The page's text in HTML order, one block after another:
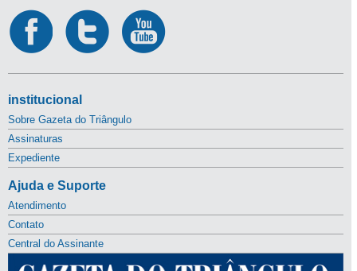
institucional
Sobre Gazeta do Triângulo
Assinaturas
Expediente
Ajuda e Suporte
Atendimento
Contato
Central do Assinante